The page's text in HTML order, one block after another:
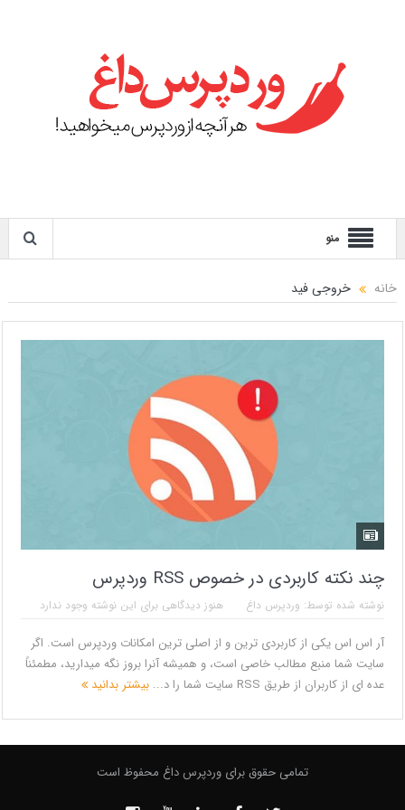
منو
خانه خروجی فید
چند نکته کاربردی در خصوص RSS وردپرس
نوشته شده توسط: وردپرس داغ هنوز دیدگاهی برای این نوشته وجود ندارد
آر اس اس یکی از کاربردی ترین و از اصلی ترین امکانات وردپرس است. اگر
سایت شما منبع مطالب خاصی است، و همیشه آنرا بروز نگه میدارید، مطمئناً
عده ای از کاربران از طریق RSS سایت شما را د...
بیشتر بدانید
تمامی حقوق برای وردپرس داغ محفوظ است